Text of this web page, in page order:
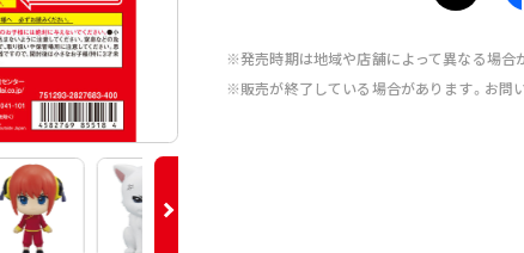
※発売時期は地域や店舗によって異なる場合
※販売が終了している場合があります。お問